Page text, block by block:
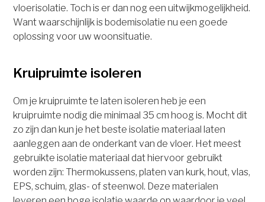
vloerisolatie. Toch is er dan nog een uitwijkmogelijkheid.
Want waarschijnlijk is bodemisolatie nu een goede
oplossing voor uw woonsituatie.
Kruipruimte isoleren
Om je kruipruimte te laten isoleren heb je een
kruipruimte nodig die minimaal 35 cm hoog is. Mocht dit
zo zijn dan kun je het beste isolatie materiaal laten
aanleggen aan de onderkant van de vloer. Het meest
gebruikte isolatie materiaal dat hiervoor gebruikt
worden zijn: Thermokussens, platen van kurk, hout, vlas,
EPS, schuim, glas- of steenwol. Deze materialen